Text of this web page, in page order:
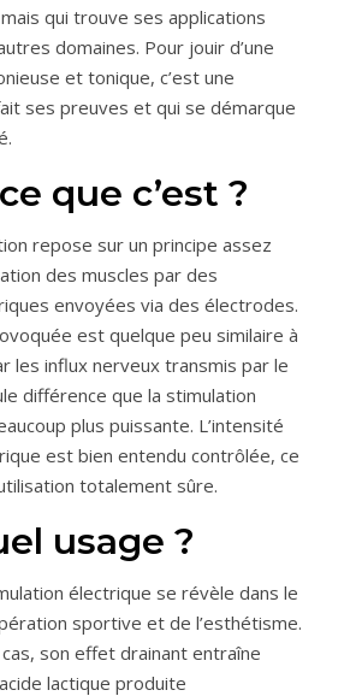
qui trouve ses applications
domaines. Pour jouir d’une
et tonique, c’est une
ses preuves et qui se démarque
que c’est ?
repose sur un principe assez
des muscles par des
envoyées via des électrodes.
est quelque peu similaire à
les influx nerveux transmis par le
différence que la stimulation
plus puissante. L’intensité
est bien entendu contrôlée, ce
totalement sûre.
usage ?
électrique se révèle dans le
sportive et de l’esthétisme.
son effet drainant entraîne
lactique produite